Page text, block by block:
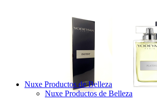
Nuxe Productos de Belleza
Nuxe Productos de Belleza